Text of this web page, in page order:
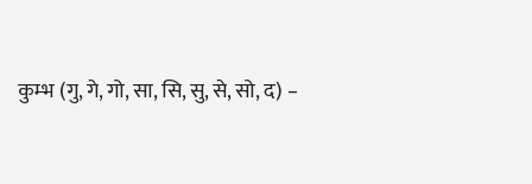
कुम्भ (गु, गे, गो, सा, सि, सु, से, सो, द) –